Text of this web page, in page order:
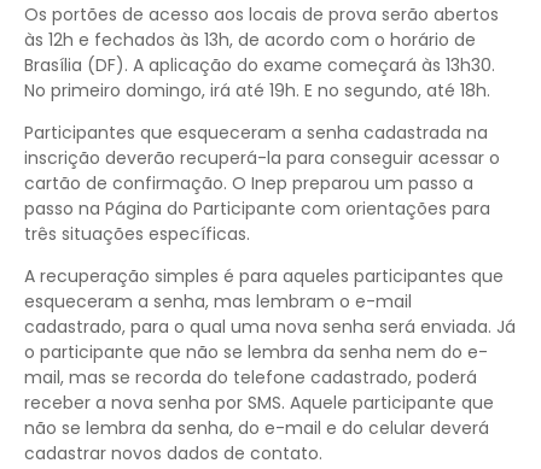
Os portões de acesso aos locais de prova serão abertos
às 12h e fechados às 13h, de acordo com o horário de
Brasília (DF). A aplicação do exame começará às 13h30.
No primeiro domingo, irá até 19h. E no segundo, até 18h.
Participantes que esqueceram a senha cadastrada na
inscrição deverão recuperá-la para conseguir acessar o
cartão de confirmação. O Inep preparou um passo a
passo na Página do Participante com orientações para
três situações específicas.
A recuperação simples é para aqueles participantes que
esqueceram a senha, mas lembram o e-mail
cadastrado, para o qual uma nova senha será enviada. Já
o participante que não se lembra da senha nem do e-
mail, mas se recorda do telefone cadastrado, poderá
receber a nova senha por SMS. Aquele participante que
não se lembra da senha, do e-mail e do celular deverá
cadastrar novos dados de contato.